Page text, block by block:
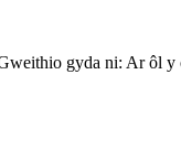
gyda ni: Ar ôl y